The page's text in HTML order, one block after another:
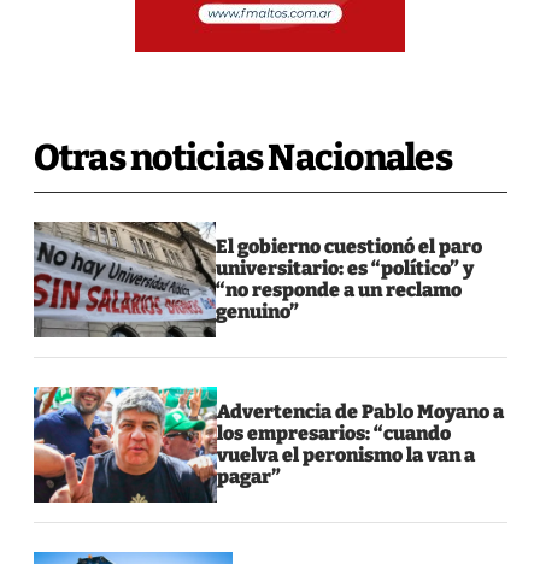
Otras noticias Nacionales
El gobierno cuestionó el paro
universitario: es “político” y
“no responde a un reclamo
genuino”
Advertencia de Pablo Moyano a
los empresarios: “cuando
vuelva el peronismo la van a
pagar”